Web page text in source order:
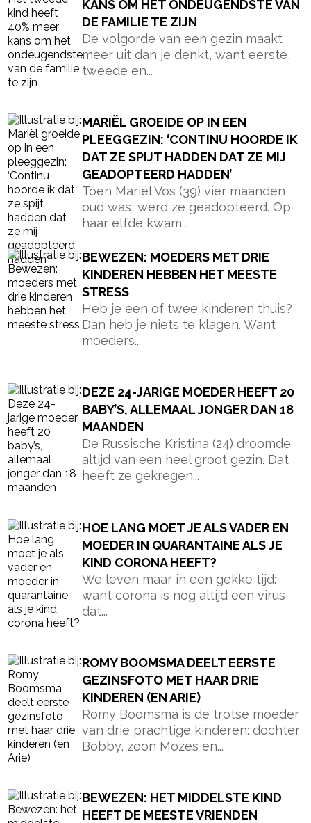
KANS OM HET ONDEUGENDSTE VAN
DE FAMILIE TE ZIJN
De volgorde van een gezin maakt
meer uit dan je denkt, want eerste,
tweede en...
MARIËL GROEIDE OP IN EEN
PLEEGGEZIN: ‘CONTINU HOORDE IK
DAT ZE SPIJT HADDEN DAT ZE MIJ
GEADOPTEERD HADDEN’
Toen Mariël Vos (39) vier maanden
oud was, werd ze geadopteerd. Op
haar elfde kwam...
BEWEZEN: MOEDERS MET DRIE
KINDEREN HEBBEN HET MEESTE
STRESS
Heb je een of twee kinderen thuis?
Dan heb je niets te klagen. Want
moeders...
DEZE 24-JARIGE MOEDER HEEFT 20
BABY’S, ALLEMAAL JONGER DAN 18
MAANDEN
De Russische Kristina (24) droomde
altijd van een heel groot gezin. Dat
heeft ze gekregen...
HOE LANG MOET JE ALS VADER EN
MOEDER IN QUARANTAINE ALS JE
KIND CORONA HEEFT?
We leven maar in een gekke tijd:
want corona is nog altijd een virus
dat...
ROMY BOOMSMA DEELT EERSTE
GEZINSFOTO MET HAAR DRIE
KINDEREN (EN ARIE)
Romy Boomsma is de trotse moeder
van drie prachtige kinderen: dochter
Bobby, zoon Mozes en...
BEWEZEN: HET MIDDELSTE KIND
HEEFT DE MEESTE VRIENDEN